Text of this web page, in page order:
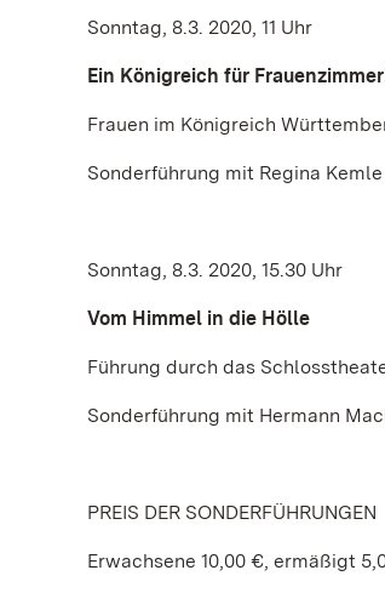
Sonntag, 8.3. 2020, 11 Uhr
Ein Königreich für
Frauen im Königreich
Sonderführung mit Regina Kemle
Sonntag, 8.3. 2020, 15.30 Uhr
Vom Himmel in die Hölle
Führung durch das
Sonderführung mit Hermann
PREIS DER SONDERFÜHRUNGEN
Erwachsene 10,00 €, ermäßigt